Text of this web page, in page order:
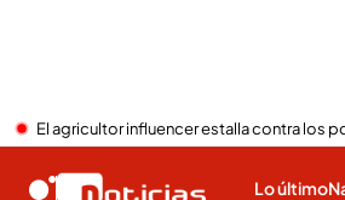
El agricultor influencer estalla contra los
Lo último